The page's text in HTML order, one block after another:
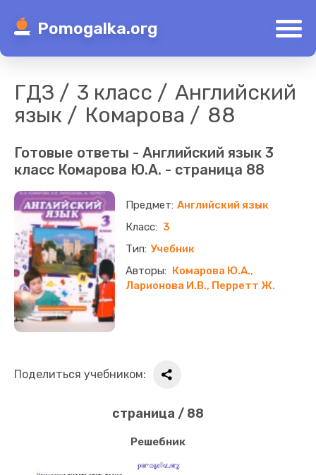
Pomogalka.org
ГДЗ 3 класс
Английский
язык
Комарова 88
Готовые ответы - Английский язык 3
класс Комарова Ю.А. - страница 88
Английский язык
3
Учебник
Комарова Ю.А.,
Ларионова И.В., Перретт Ж.
Поделиться учебником:
страница / 88
Решебник